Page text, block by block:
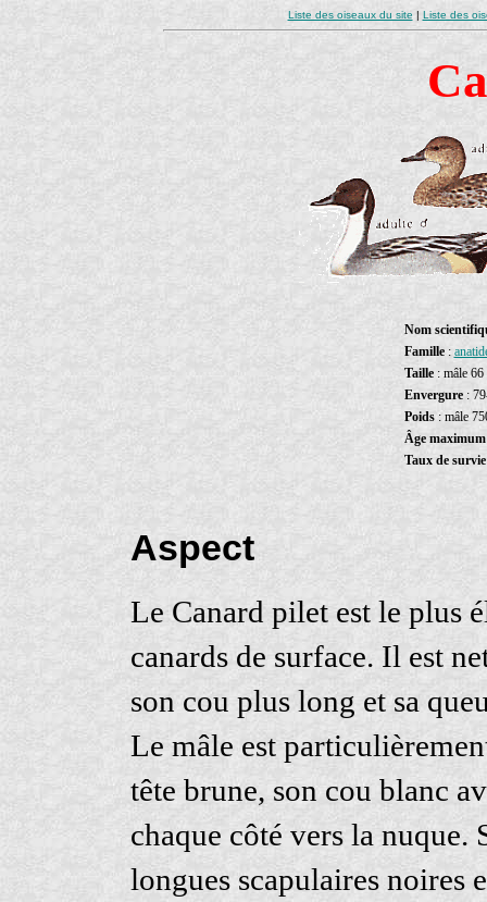
Liste des oiseaux du site | Liste des
Nom
Famille:
Taille: mâle 66
Envergure:
Poids: mâle
Âge
Taux de survie
Aspect
Le Canard pilet est le plus
canards de surface. Il est
son cou plus long et sa
Le mâle est
tête brune, son cou blanc
chaque côté vers la nuque.
longues scapulaires noires